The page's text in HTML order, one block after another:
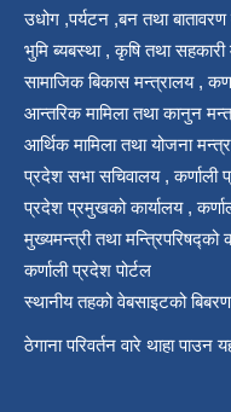
उधोग ,पर्यटन ,बन तथा
भुमि ब्यबस्था , कृषि तथा
सामाजिक बिकास मन्त्रालय ,
आन्तरिक मामिला तथा कानुन
आर्थिक मामिला तथा योजना
प्रदेश सभा सचिवालय , कर्णाली
प्रदेश प्रमुखको कार्यालय ,
मुख्यमन्त्री तथा मन्त्रिपरिषद्को
कर्णाली प्रदेश पोर्टल
स्थानीय तहको वेबसाइटको
ठेगाना परिवर्तन वारे थाहा पाउन